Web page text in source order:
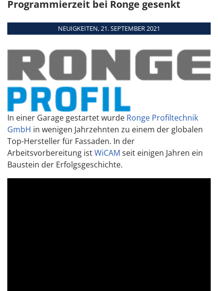
Kombimaschinen
Übersicht
Module
Schnittstellen
Systemanforderungen
Unterstützte
Maschinen
Teamviewer
Programmierzeit bei Ronge gesenkt
NEUIGKEITEN, 21. SEPTEMBER 2021
In einer Garage gestartet wurde Ronge Profiltechnik
GmbH in wenigen Jahrzehnten zu einem der globalen
Top-Hersteller für Fassaden. In der
Arbeitsvorbereitung istWiCAM seit einigen Jahren ein
Baustein der Erfolgsgeschichte.